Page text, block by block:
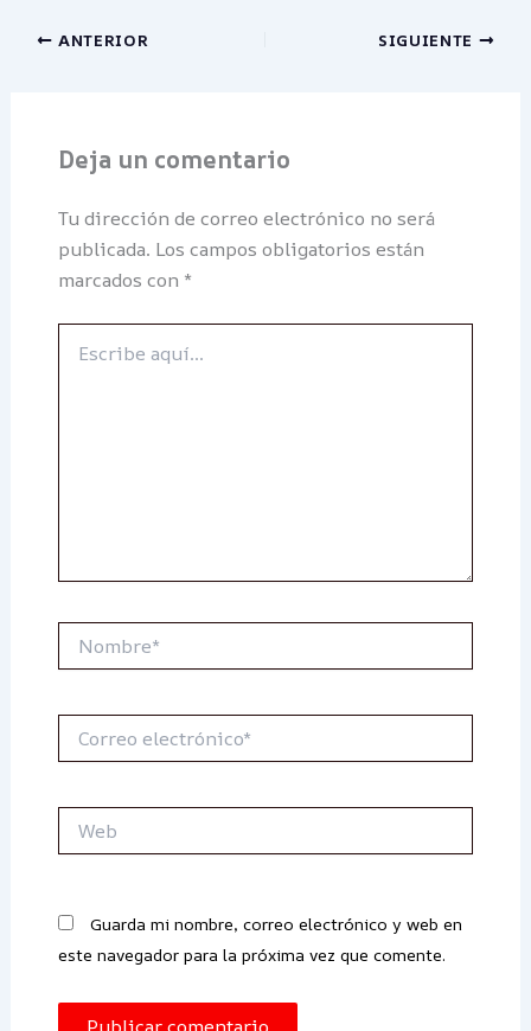
ANTERIOR SIGUIENTE
Deja un comentario
Tu dirección de correo electrónico no será
publicada. Los campos obligatorios están
marcados con *
aquí...
electrónico*
Guarda mi nombre, correo electrónico y web en
este navegador para la próxima vez que comente.